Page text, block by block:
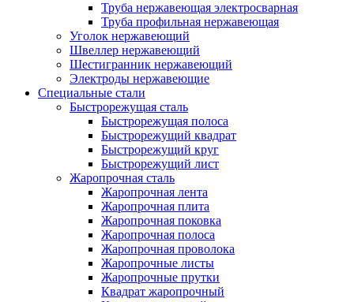
Труба нержавеющая электросварная
Труба профильная нержавеющая
Уголок нержавеющий
Швеллер нержавеющий
Шестигранник нержавеющий
Электроды нержавеющие
Специальные стали
Быстрорежущая сталь
Быстрорежущая полоса
Быстрорежущий квадрат
Быстрорежущий круг
Быстрорежущий лист
Жаропрочная сталь
Жаропрочная лента
Жаропрочная плита
Жаропрочная поковка
Жаропрочная полоса
Жаропрочная проволока
Жаропрочные листы
Жаропрочные прутки
Квадрат жаропрочный